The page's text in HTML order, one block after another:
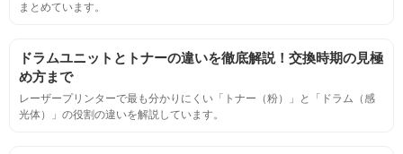
連続印刷時の安定した印刷枚数測定
定着度
まとめています。
ドラムユニットとトナーの違いを徹底解説！交換時期の見極
め方まで
レーザープリンターで最も分かりにくい「トナー（粉）」と「ドラム（感
光体）」の役割の違いを解説しています。